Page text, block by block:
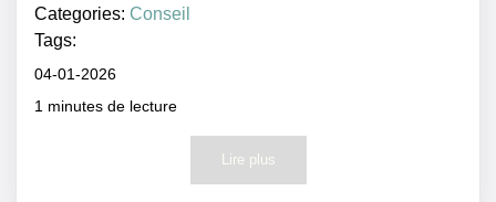
Categories:Conseil
Tags:
04-01-2026
1 minutes de lecture
Lire plus